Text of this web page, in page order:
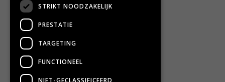
Bezorgen en afhalen
Retourbeleid
Algemene voorwaarden
Privacy Policy
Privacy statement
CONTACT
STRIKT NOODZAKELIJK
PRESTATIE
TARGETING
FUNCTIONEEL
NIET-GECLASSIFICEERD